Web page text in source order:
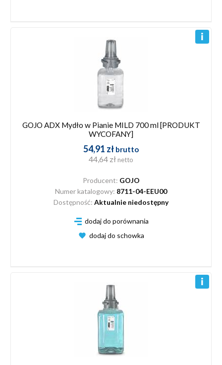
GOJO ADX Mydło w Pianie MILD 700 ml [PRODUKT
WYCOFANY]
54,91 zł brutto
44,64 zł netto
Producent: GOJO
Numer katalogowy: 8711-04-EEU00
Dostępność: Aktualnie niedostępny
dodaj do porównania
dodaj do schowka